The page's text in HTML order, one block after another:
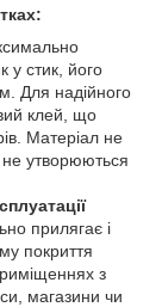
у стик, його
Для надійного
клей, що
Матеріал не
утворюються
прилягає і
покриття
з
магазини чи